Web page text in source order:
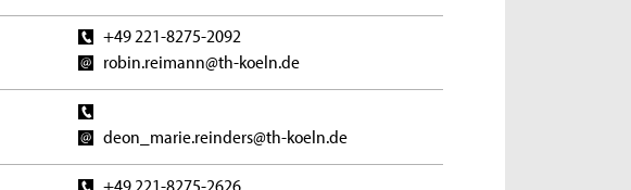
+49 221-8275-2092
robin.reimann@th-koeln.de
deon_marie.reinders@th-koeln.de
+49 221-8275-2626